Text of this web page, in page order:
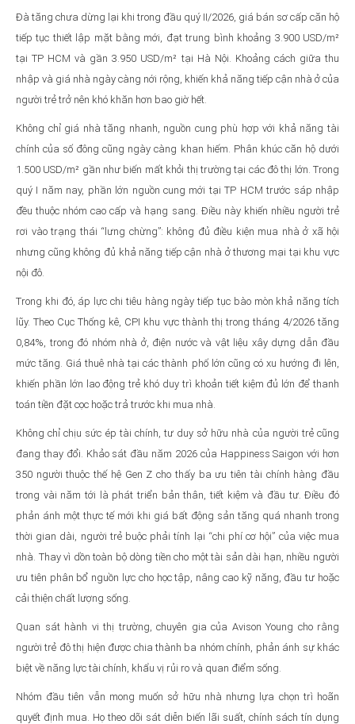
Đà tăng chưa dừng lại khi trong đầu quý II/2026, giá bán sơ cấp căn hộ
tiếp tục thiết lập mặt bằng mới, đạt trung bình khoảng 3.900 USD/m²
tại TP HCM và gần 3.950 USD/m² tại Hà Nội. Khoảng cách giữa thu
nhập và giá nhà ngày càng nới rộng, khiến khả năng tiếp cận nhà ở của
người trẻ trở nên khó khăn hơn bao giờ hết.
Không chỉ giá nhà tăng nhanh, nguồn cung phù hợp với khả năng tài
chính của số đông cũng ngày càng khan hiếm. Phân khúc căn hộ dưới
1.500 USD/m² gần như biến mất khỏi thị trường tại các đô thị lớn. Trong
quý I năm nay, phần lớn nguồn cung mới tại TP HCM trước sáp nhập
đều thuộc nhóm cao cấp và hạng sang. Điều này khiến nhiều người trẻ
rơi vào trạng thái “lưng chừng”: không đủ điều kiện mua nhà ở xã hội
nhưng cũng không đủ khả năng tiếp cận nhà ở thương mại tại khu vực
nội đô.
Trong khi đó, áp lực chi tiêu hàng ngày tiếp tục bào mòn khả năng tích
lũy. Theo Cục Thống kê, CPI khu vực thành thị trong tháng 4/2026 tăng
0,84%, trong đó nhóm nhà ở, điện nước và vật liệu xây dựng dẫn đầu
mức tăng. Giá thuê nhà tại các thành phố lớn cũng có xu hướng đi lên,
khiến phần lớn lao động trẻ khó duy trì khoản tiết kiệm đủ lớn để thanh
toán tiền đặt cọc hoặc trả trước khi mua nhà.
Không chỉ chịu sức ép tài chính, tư duy sở hữu nhà của người trẻ cũng
đang thay đổi. Khảo sát đầu năm 2026 của Happiness Saigon với hơn
350 người thuộc thế hệ Gen Z cho thấy ba ưu tiên tài chính hàng đầu
trong vài năm tới là phát triển bản thân, tiết kiệm và đầu tư. Điều đó
phản ánh một thực tế mới khi giá bất động sản tăng quá nhanh trong
thời gian dài, người trẻ buộc phải tính lại “chi phí cơ hội” của việc mua
nhà. Thay vì dồn toàn bộ dòng tiền cho một tài sản dài hạn, nhiều người
ưu tiên phân bổ nguồn lực cho học tập, nâng cao kỹ năng, đầu tư hoặc
cải thiện chất lượng sống.
Quan sát hành vi thị trường, chuyên gia của Avison Young cho rằng
người trẻ đô thị hiện được chia thành ba nhóm chính, phản ánh sự khác
biệt về năng lực tài chính, khẩu vị rủi ro và quan điểm sống.
Nhóm đầu tiên vẫn mong muốn sở hữu nhà nhưng lựa chọn trì hoãn
quyết định mua. Họ theo dõi sát diễn biến lãi suất, chính sách tín dụng